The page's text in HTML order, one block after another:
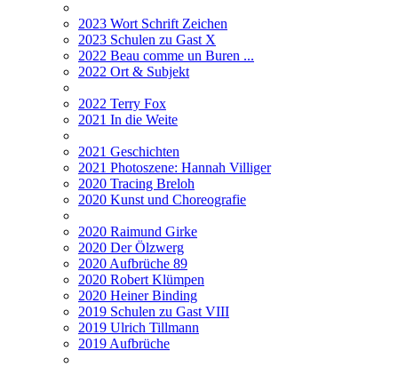
2023 Wort Schrift Zeichen
2023 Schulen zu Gast X
2022 Beau comme un Buren ...
2022 Ort & Subjekt
2022 Terry Fox
2021 In die Weite
2021 Geschichten
2021 Photoszene: Hannah Villiger
2020 Tracing Breloh
2020 Kunst und Choreografie
2020 Raimund Girke
2020 Der Ölzwerg
2020 Aufbrüche 89
2020 Robert Klümpen
2020 Heiner Binding
2019 Schulen zu Gast VIII
2019 Ulrich Tillmann
2019 Aufbrüche